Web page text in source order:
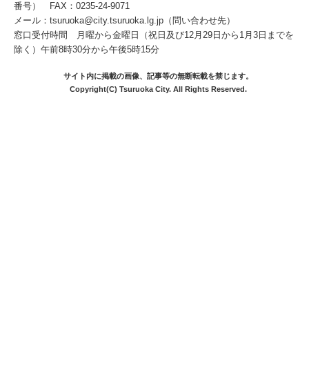
番号） FAX：0235-24-9071
メール：tsuruoka@city.tsuruoka.lg.jp（問い合わせ先）
窓口受付時間 月曜から金曜日（祝日及び12月29日から1月3日までを
除く）午前8時30分から午後5時15分
サイト内に掲載の画像、記事等の無断転載を禁じます。
Copyright(C) Tsuruoka City. All Rights Reserved.